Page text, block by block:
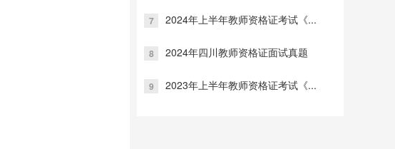
7 2024年上半年教师资格证考试《...
8 2024年四川教师资格证面试真题
9 2023年上半年教师资格证考试《...